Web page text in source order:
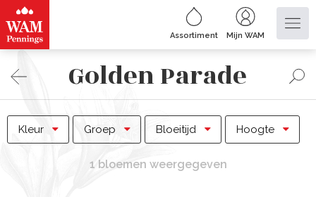
Assortiment Mijn WAM
Golden Parade
Kleur Groep Bloeitijd Hoogte
1 bloemen weergegeven